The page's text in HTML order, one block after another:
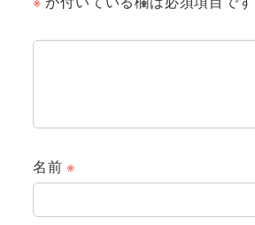
名前※